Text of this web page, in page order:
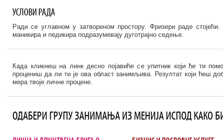
УСЛОВИ РАДА
Ради се углавном у затвореном простору. Фризери раде стојећи.
маникира и педикира подразумевају дуготрајно седење.
Када кликнеш на линк десно појавиће се упитник који ће ти
процениш да ли ти је ова област занимљива. Резултат који ћеш
мера твоје личне процене.
ОДАБЕРИ ГРУПУ ЗАНИМАЊА ИЗ МЕНИЈА ИСПОД КАКО